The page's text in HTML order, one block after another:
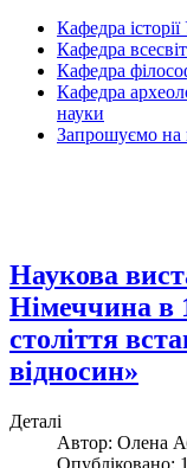
Кафедра
Кафедра
Кафедра
Кафедра
науки
Запрошуємо на
Наукова
Німеччина в
століття
відносин»
Деталі
Автор: Олена